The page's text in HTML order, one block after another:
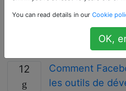
devtools»
Chrome DevTools sont les
Web intégrés à Google Chrome.
12
Comment
les outils de
You can read details in our Cookie
OK,